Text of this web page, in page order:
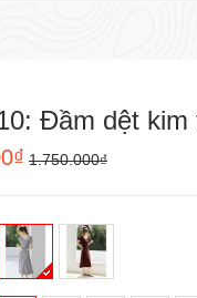
Đầm dệt kim
1.750.000₫